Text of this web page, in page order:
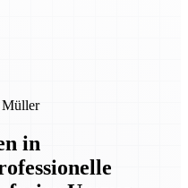
Müller
in